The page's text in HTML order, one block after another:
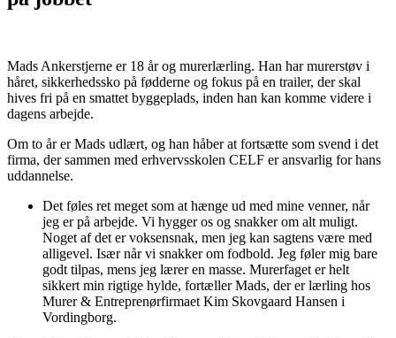
Mads Ankerstjerne er 18 år og murerlærling. Han har murerstøv i
håret, sikkerhedssko på fødderne og fokus på en trailer, der skal
hives fri på en smattet byggeplads, inden han kan komme videre i
dagens arbejde.
Om to år er Mads udlært, og han håber at fortsætte som svend i det
firma, der sammen med erhvervsskolen CELF er ansvarlig for hans
uddannelse.
Det føles ret meget som at hænge ud med mine venner, når
jeg er på arbejde. Vi hygger os og snakker om alt muligt.
Noget af det er voksensnak, men jeg kan sagtens være med
alligevel. Især når vi snakker om fodbold. Jeg føler mig bare
godt tilpas, mens jeg lærer en masse. Murerfaget er helt
sikkert min rigtige hylde, fortæller Mads, der er lærling hos
Murer & Entreprenørfirmaet Kim Skovgaard Hansen i
Vordingborg.